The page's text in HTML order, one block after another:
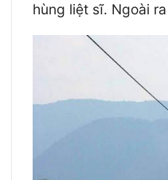
hùng liệt sĩ. Ngoài